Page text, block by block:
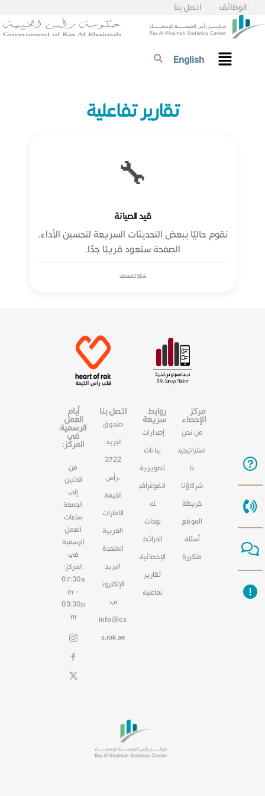
اتصل بنا الوظائف
English
تقارير تفاعلية
🔧
قيد الصيانة
نقوم حاليًا ببعض التحديثات السريعة لتحسين الأداء.
الصفحة ستعود قريبًا جدًا.
شكرًا لتفهمك
مركز
الإحصاء
من نحن
استراتيجيت
نا
شركاؤنا
خريطة
الموقع
أسئلة
متكررة
روابط
سريعة
إصدارات
بيانات
تصويرية
انفوغرافي
ك
لوحات
الخرائط
الإحصائية
تقارير
تفاعلية
اتصل بنا
صندوق
البريد:
3722
،رأس
الخيمة
الامارات
العربية
المتحدة
البريد
الإلكترون
ي:
info@cs
s.rak.ae
أيام
العمل
الرسمية
في
المركز:
من
الاثنين
إلى
الجمعة
ساعات
العمل
الرسمية
في
المركز:
07:30a
m –
03:30p
m